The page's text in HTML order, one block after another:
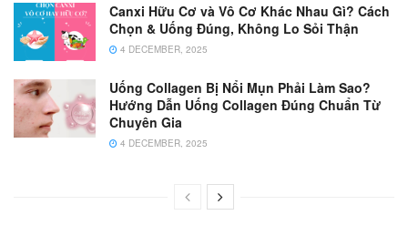
Canxi Hữu Cơ và Vô Cơ Khác Nhau Gì? Cách
Chọn & Uống Đúng, Không Lo Sỏi Thận
4 DECEMBER, 2025
Uống Collagen Bị Nổi Mụn Phải Làm Sao?
Hướng Dẫn Uống Collagen Đúng Chuẩn Từ
Chuyên Gia
4 DECEMBER, 2025